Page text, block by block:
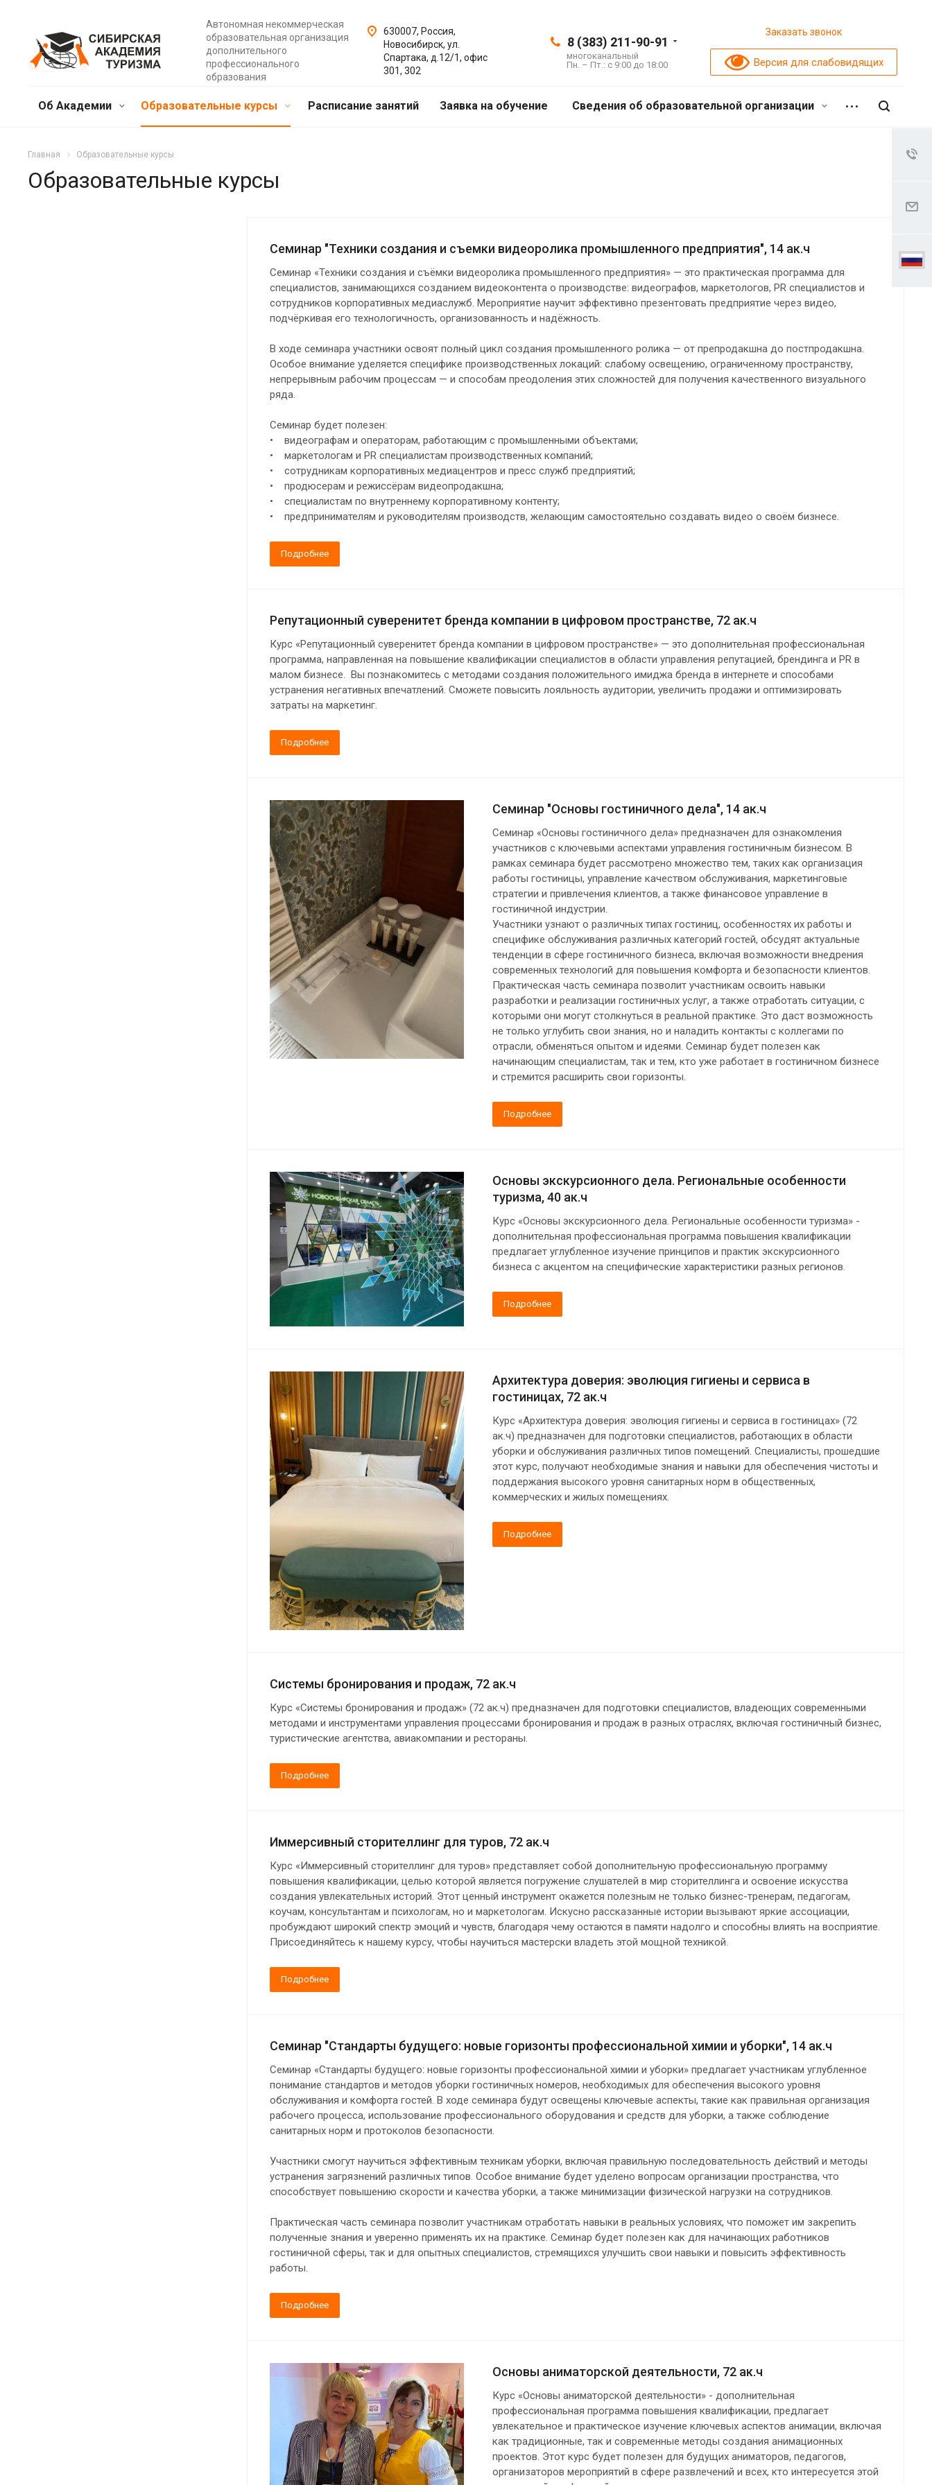
Автономная некоммерческая
образовательная организация
дополнительного
профессионального
образования
8 (383) 211-90-91
многоканальный
Пн. – Пт.: с 9:00 до 18:00
Заказать звонок
Версия для слабовидящих
630007, Россия,
Новосибирск, ул.
Спартака, д.12/1, офис
301, 302
Об Академии Образовательные курсы Расписание занятий Заявка на обучение Сведения об образовательной организации
Главная Образовательные курсы
Образовательные курсы
Семинар "Техники создания и съемки видеоролика промышленного предприятия", 14 ак.ч
Семинар «Техники создания и съёмки видеоролика промышленного предприятия» — это практическая программа для
специалистов, занимающихся созданием видеоконтента о производстве: видеографов, маркетологов, PR специалистов и
сотрудников корпоративных медиаслужб. Мероприятие научит эффективно презентовать предприятие через видео,
подчёркивая его технологичность, организованность и надёжность.
В ходе семинара участники освоят полный цикл создания промышленного ролика — от препродакшна до постпродакшна.
Особое внимание уделяется специфике производственных локаций: слабому освещению, ограниченному пространству,
непрерывным рабочим процессам — и способам преодоления этих сложностей для получения качественного визуального
ряда.
Семинар будет полезен:
• видеографам и операторам, работающим с промышленными объектами;
• маркетологам и PR специалистам производственных компаний;
• сотрудникам корпоративных медиацентров и пресс служб предприятий;
• продюсерам и режиссёрам видеопродакшна;
• специалистам по внутреннему корпоративному контенту;
• предпринимателям и руководителям производств, желающим самостоятельно создавать видео о своём бизнесе.
Подробнее
Репутационный суверенитет бренда компании в цифровом пространстве, 72 ак.ч
Курс «Репутационный суверенитет бренда компании в цифровом пространстве» — это дополнительная профессиональная
программа, направленная на повышение квалификации специалистов в области управления репутацией, брендинга и PR в
малом бизнесе. Вы познакомитесь с методами создания положительного имиджа бренда в интернете и способами
устранения негативных впечатлений. Сможете повысить лояльность аудитории, увеличить продажи и оптимизировать
затраты на маркетинг.
Подробнее
Семинар "Основы гостиничного дела", 14 ак.ч
Семинар «Основы гостиничного дела» предназначен для ознакомления
участников с ключевыми аспектами управления гостиничным бизнесом. В
рамках семинара будет рассмотрено множество тем, таких как организация
работы гостиницы, управление качеством обслуживания, маркетинговые
стратегии и привлечения клиентов, а также финансовое управление в
гостиничной индустрии.
Участники узнают о различных типах гостиниц, особенностях их работы и
специфике обслуживания различных категорий гостей, обсудят актуальные
тенденции в сфере гостиничного бизнеса, включая возможности внедрения
современных технологий для повышения комфорта и безопасности клиентов.
Практическая часть семинара позволит участникам освоить навыки
разработки и реализации гостиничных услуг, а также отработать ситуации, с
которыми они могут столкнуться в реальной практике. Это даст возможность
не только углубить свои знания, но и наладить контакты с коллегами по
отрасли, обменяться опытом и идеями. Семинар будет полезен как
начинающим специалистам, так и тем, кто уже работает в гостиничном бизнесе
и стремится расширить свои горизонты.
Подробнее
Основы экскурсионного дела. Региональные особенности
туризма, 40 ак.ч
Курс «Основы экскурсионного дела. Региональные особенности туризма» -
дополнительная профессиональная программа повышения квалификации
предлагает углубленное изучение принципов и практик экскурсионного
бизнеса с акцентом на специфические характеристики разных регионов.
Подробнее
Архитектура доверия: эволюция гигиены и сервиса в
гостиницах, 72 ак.ч
Курс «Архитектура доверия: эволюция гигиены и сервиса в гостиницах» (72
ак.ч) предназначен для подготовки специалистов, работающих в области
уборки и обслуживания различных типов помещений. Специалисты, прошедшие
этот курс, получают необходимые знания и навыки для обеспечения чистоты и
поддержания высокого уровня санитарных норм в общественных,
коммерческих и жилых помещениях.
Подробнее
Системы бронирования и продаж, 72 ак.ч
Курс «Системы бронирования и продаж» (72 ак.ч) предназначен для подготовки специалистов, владеющих современными
методами и инструментами управления процессами бронирования и продаж в разных отраслях, включая гостиничный бизнес,
туристические агентства, авиакомпании и рестораны.
Подробнее
Иммерсивный сторителлинг для туров, 72 ак.ч
Курс «Иммерсивный сторителлинг для туров» представляет собой дополнительную профессиональную программу
повышения квалификации, целью которой является погружение слушателей в мир сторителлинга и освоение искусства
создания увлекательных историй. Этот ценный инструмент окажется полезным не только бизнес-тренерам, педагогам,
коучам, консультантам и психологам, но и маркетологам. Искусно рассказанные истории вызывают яркие ассоциации,
пробуждают широкий спектр эмоций и чувств, благодаря чему остаются в памяти надолго и способны влиять на восприятие.
Присоединяйтесь к нашему курсу, чтобы научиться мастерски владеть этой мощной техникой.
Подробнее
Семинар "Стандарты будущего: новые горизонты профессиональной химии и уборки", 14 ак.ч
Семинар «Стандарты будущего: новые горизонты профессиональной химии и уборки» предлагает участникам углубленное
понимание стандартов и методов уборки гостиничных номеров, необходимых для обеспечения высокого уровня
обслуживания и комфорта гостей. В ходе семинара будут освещены ключевые аспекты, такие как правильная организация
рабочего процесса, использование профессионального оборудования и средств для уборки, а также соблюдение
санитарных норм и протоколов безопасности.
Участники смогут научиться эффективным техникам уборки, включая правильную последовательность действий и методы
устранения загрязнений различных типов. Особое внимание будет уделено вопросам организации пространства, что
способствует повышению скорости и качества уборки, а также минимизации физической нагрузки на сотрудников.
Практическая часть семинара позволит участникам отработать навыки в реальных условиях, что поможет им закрепить
полученные знания и уверенно применять их на практике. Семинар будет полезен как для начинающих работников
гостиничной сферы, так и для опытных специалистов, стремящихся улучшить свои навыки и повысить эффективность
работы.
Подробнее
Основы аниматорской деятельности, 72 ак.ч
Курс «Основы аниматорской деятельности» - дополнительная
профессиональная программа повышения квалификации, предлагает
увлекательное и практическое изучение ключевых аспектов анимации, включая
как традиционные, так и современные методы создания анимационных
проектов. Этот курс будет полезен для будущих аниматоров, педагогов,
организаторов мероприятий в сфере развлечений и всех, кто интересуется этой